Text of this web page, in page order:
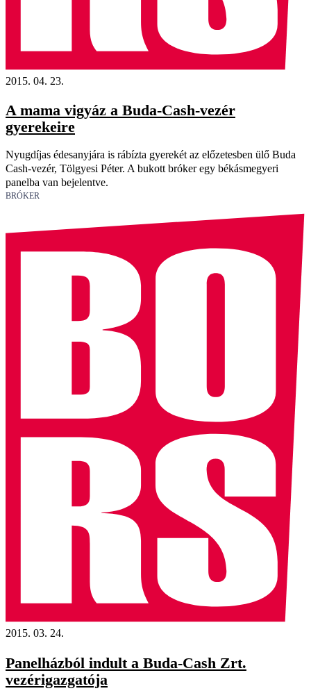
2015. 04. 23.
A mama vigyáz a Buda-Cash-vezér
gyerekeire
Nyugdíjas édesanyjára is rábízta gyerekét az előzetesben ülő Buda
Cash-vezér, Tölgyesi Péter. A bukott bróker egy békásmegyeri
panelba van bejelentve.
BRÓKER
2015. 03. 24.
Panelházból indult a Buda-Cash Zrt.
vezérigazgatója